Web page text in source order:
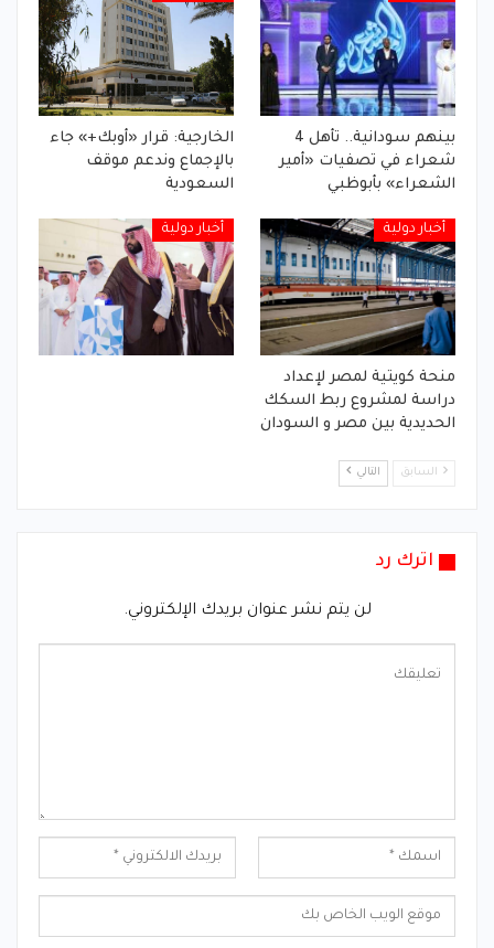
بينهم سودانية.. تأهل 4
شعراء في تصفيات «أمير
الشعراء» بأبوظبي
الخارجية: قرار «أوبك+» جاء
بالإجماع وندعم موقف
السعودية
أخبار دولية
منحة كويتية لمصر لإعداد
دراسة لمشروع ربط السكك
الحديدية بين مصر و السودان
أخبار دولية
السابق التالي
اترك رد
لن يتم نشر عنوان بريدك الإلكتروني.